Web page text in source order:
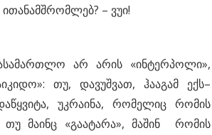
– ვუი!
არ არის «ინტერპოლი»,
თუ, დავუშვათ, ჰააგამ ექს–
უკრაინა, რომელიც რომის
მაინც «გაატარა», მაშინ რომის